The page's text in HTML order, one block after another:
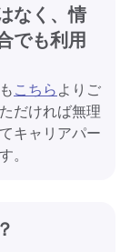
なく、情
でも利用
こちらよりご
だければ無理
キャリアパー
。